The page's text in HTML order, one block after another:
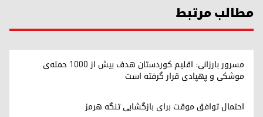
مطالب مرتبط
مسرور بارزانی: اقلیم کوردستان هدف بیش از ۱۰۰۰ حمله‌ی
موشکی و پهپادی قرار گرفته است
احتمال توافق موقت برای بازگشایی تنگه هرمز